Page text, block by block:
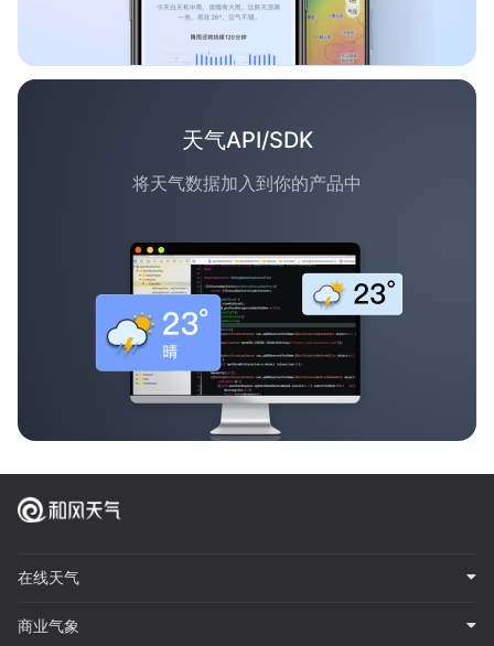
天气API/SDK
将天气数据加入到你的产品中
在线天气
商业气象